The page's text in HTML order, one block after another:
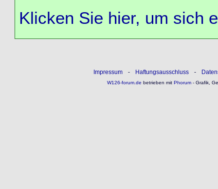
Klicken Sie hier, um sich
Impressum - Haftungsausschluss -
W126-forum.de betrieben mitPhorum- Grafik,